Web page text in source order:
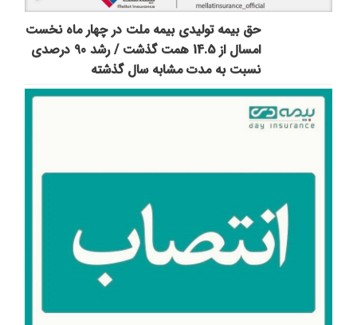
حق بیمه تولیدی بیمه ملت در چهار ماه نخست
امسال از 14.5 همت گذشت / رشد 90 درصدی
نسبت به مدت مشابه سال گذشته